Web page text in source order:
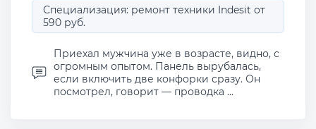
Специализация: ремонт техники Indesit от
590 руб.
Приехал мужчина уже в возрасте, видно, с
огромным опытом. Панель вырубалась,
если включить две конфорки сразу. Он
посмотрел, говорит — проводка ...